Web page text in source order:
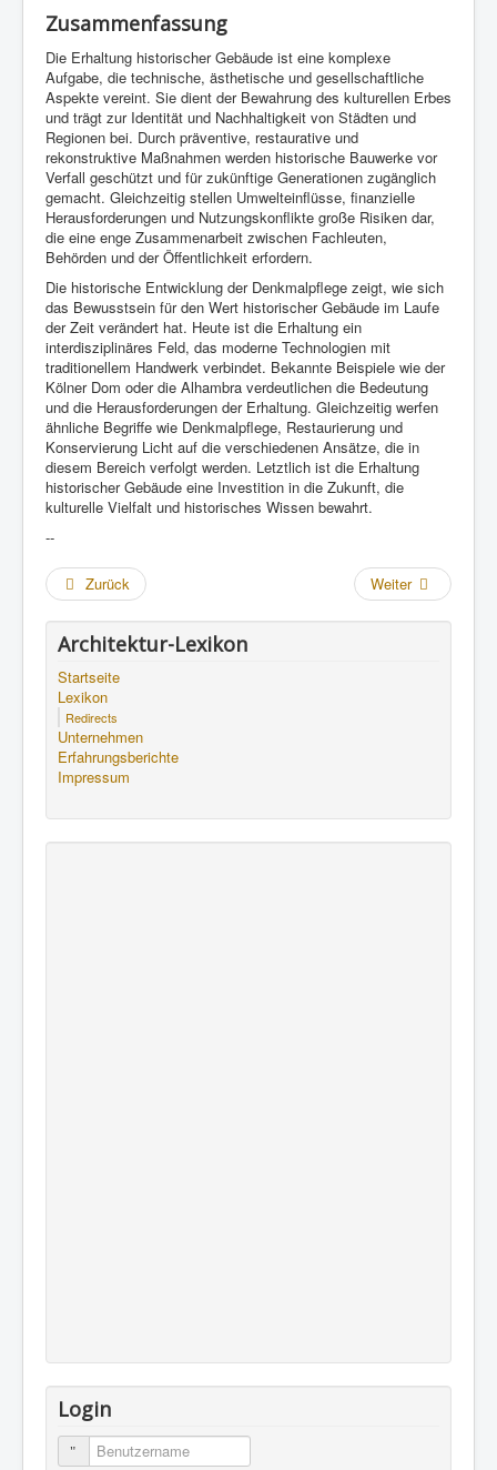
Zusammenfassung
Die Erhaltung historischer Gebäude ist eine komplexe
Aufgabe, die technische, ästhetische und gesellschaftliche
Aspekte vereint. Sie dient der Bewahrung des kulturellen Erbes
und trägt zur Identität und Nachhaltigkeit von Städten und
Regionen bei. Durch präventive, restaurative und
rekonstruktive Maßnahmen werden historische Bauwerke vor
Verfall geschützt und für zukünftige Generationen zugänglich
gemacht. Gleichzeitig stellen Umwelteinflüsse, finanzielle
Herausforderungen und Nutzungskonflikte große Risiken dar,
die eine enge Zusammenarbeit zwischen Fachleuten,
Behörden und der Öffentlichkeit erfordern.
Die historische Entwicklung der Denkmalpflege zeigt, wie sich
das Bewusstsein für den Wert historischer Gebäude im Laufe
der Zeit verändert hat. Heute ist die Erhaltung ein
interdisziplinäres Feld, das moderne Technologien mit
traditionellem Handwerk verbindet. Bekannte Beispiele wie der
Kölner Dom oder die Alhambra verdeutlichen die Bedeutung
und die Herausforderungen der Erhaltung. Gleichzeitig werfen
ähnliche Begriffe wie Denkmalpflege, Restaurierung und
Konservierung Licht auf die verschiedenen Ansätze, die in
diesem Bereich verfolgt werden. Letztlich ist die Erhaltung
historischer Gebäude eine Investition in die Zukunft, die
kulturelle Vielfalt und historisches Wissen bewahrt.
--
Zurück Weiter
Architektur-Lexikon
Startseite
Lexikon
Redirects
Unternehmen
Erfahrungsberichte
Impressum
Login
Benutzername